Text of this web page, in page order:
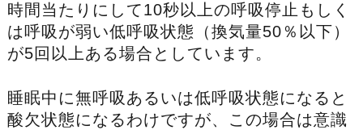
時間当たりにして10秒以上の呼吸停止もしく
は呼吸が弱い低呼吸状態（換気量50％以下）
が5回以上ある場合としています。
睡眠中に無呼吸あるいは低呼吸状態になると
酸欠状態になるわけですが、この場合は意識